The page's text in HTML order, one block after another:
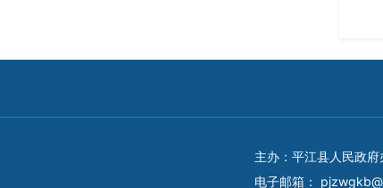
主办：平江县人民政府
电子邮箱：